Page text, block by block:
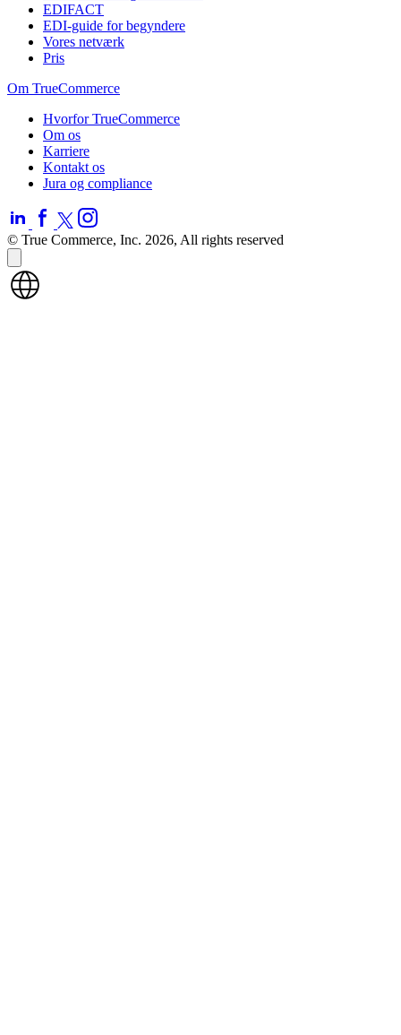
EDIFACT
EDI-guide for begyndere
Vores netværk
Pris
Om TrueCommerce
Hvorfor TrueCommerce
Om os
Karriere
Kontakt os
Jura og compliance
© True Commerce, Inc. 2026, All rights reserved